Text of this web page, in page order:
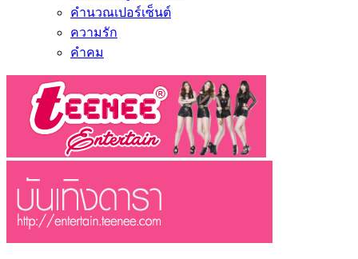
คำนวณเปอร์เซ็นต์
ความรัก
คำคม